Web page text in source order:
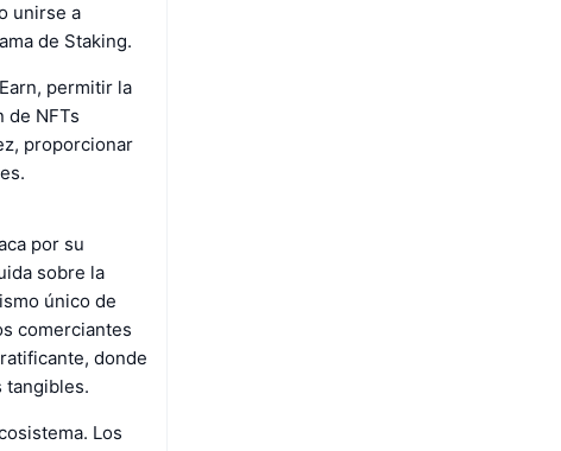
unirse a
de Staking.
permitir la
de NFTs
proporcionar
por su
sobre la
único de
comerciantes
donde
tangibles.
Los